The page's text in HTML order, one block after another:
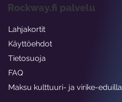
Rockway.fi palvelu
Lahjakortit
Käyttöehdot
Tietosuoja
FAQ
Maksu kulttuuri- ja virike-eduilla